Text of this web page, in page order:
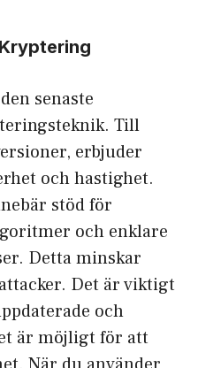
senaste
Till
erbjuder
och hastighet.
stöd för
och enklare
Detta minskar
Det är viktigt
och
är möjligt för att